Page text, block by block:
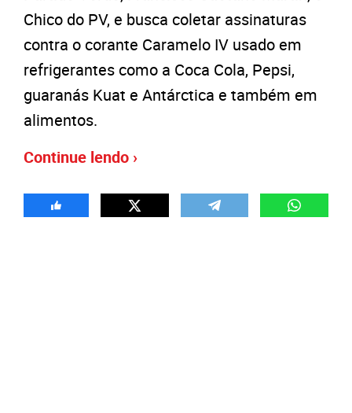
Chico do PV, e busca coletar assinaturas
contra o corante Caramelo IV usado em
refrigerantes como a Coca Cola, Pepsi,
guaranás Kuat e Antárctica e também em
alimentos.
Continue lendo ›